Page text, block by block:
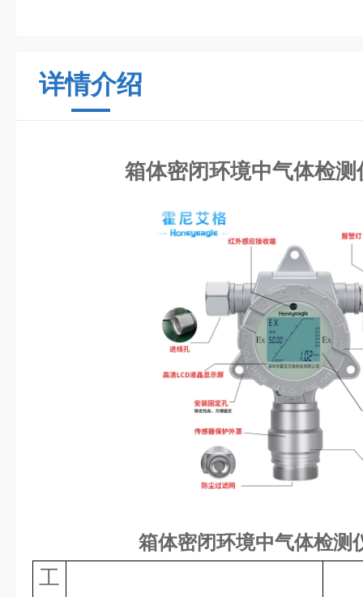
详情介绍
箱体密闭环境中气体检测
箱体密闭环境中气体检测
工